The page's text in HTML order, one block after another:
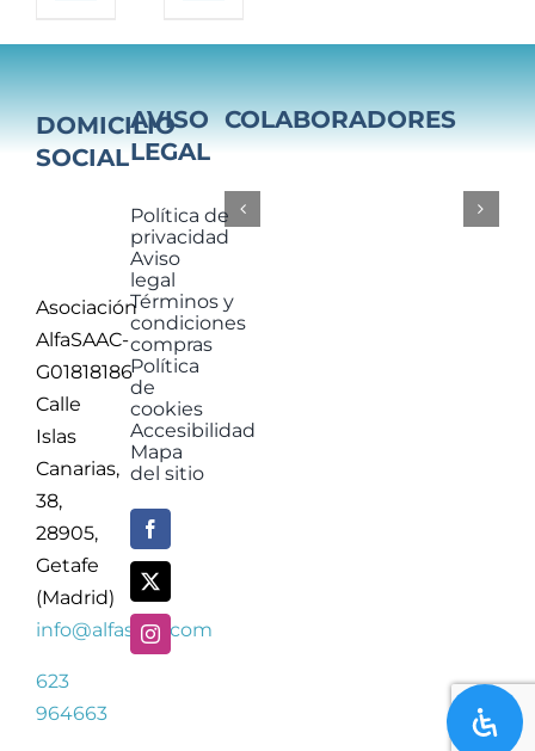
DOMICILIO
SOCIAL
Asociación
AlfaSAAC-
G01818186
Calle
Islas
Canarias,
38,
28905,
Getafe
(Madrid)
info@alfasaac.com
623
964663
AVISO
LEGAL
Política de
privacidad
Aviso
legal
Términos y
condiciones
compras
Política
de
cookies
Accesibilidad
Mapa
del sitio
COLABORADORES